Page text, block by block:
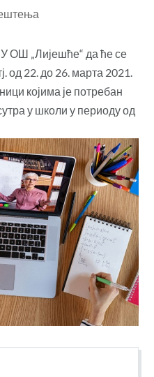
ОШ „Лијешће“ да ће се
од 22. до 26. марта 2021.
којима је потребан
у школи у периоду од